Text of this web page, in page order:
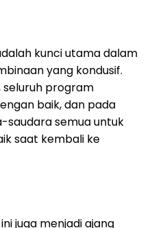
kunci utama dalam
yang kondusif.
seluruh program
baik, dan pada
saudara semua untuk
saat kembali ke
juga menjadi ajang